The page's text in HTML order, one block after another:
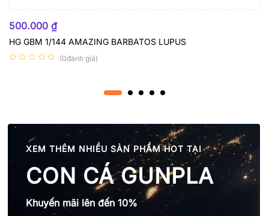
500.000 ₫
HG GBM 1/144 AMAZING BARBATOS LUPUS
(0đánh giá)
XEM THÊM NHIỀU SẢN PHẨM HOT TẠI
CON CÁ GUNPLA
Khuyến mãi lên đến 10%